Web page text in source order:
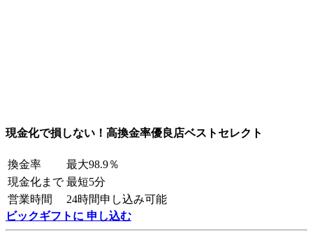
現金化で損しない！高換金率優良店ベストセレクト
換金率
最大98.9％
現金化まで 最短5分
営業時間
24時間申し込み可能
ビックギフトに 申し込む